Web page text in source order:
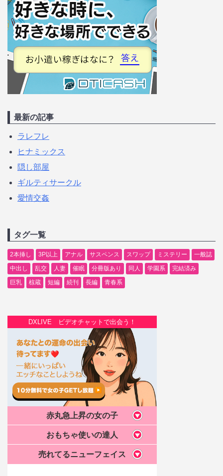
最新の記事
ラレフレ
ヒナミックス
隠し部屋
ギルティサークル
愛情交姦
タグ一覧
2本挿し 3P以上 アナル サスペンス スワップ ミステリー
一般誌
中出し
乱交 人妻 催眠 分冊版あり 同人 学園系
完結済み
巨乳
椋蔵 短編 続刊 長編 青春系